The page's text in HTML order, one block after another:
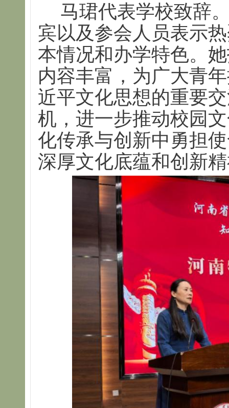
马珺代表学校致辞
宾以及参会人员表示
本情况和办学特色。
内容丰富，为广大青
近平文化思想的重要
机，进一步推动校园
化传承与创新中勇担
深厚文化底蕴和创新